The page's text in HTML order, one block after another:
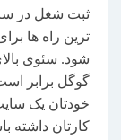
ثبت شغل در
ترین راه ها
شود. سئوی
گوگل برابر
خودتان یک
کارتان داشته